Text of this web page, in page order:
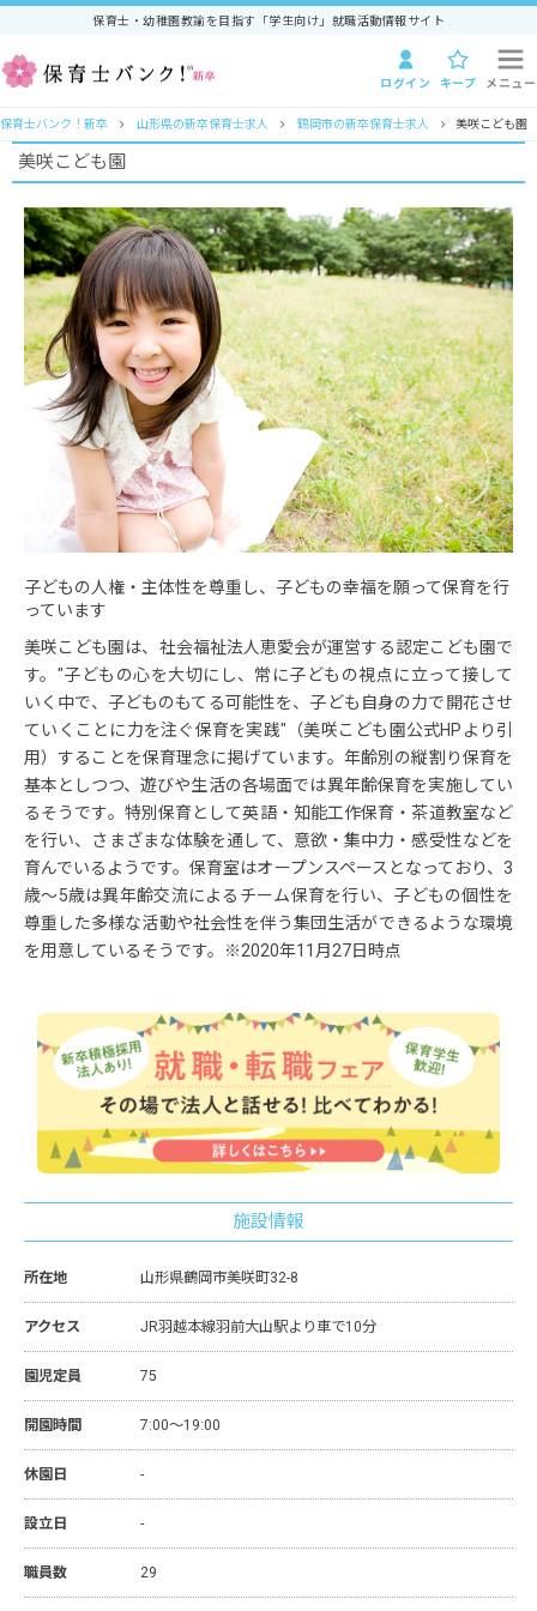
保育士・幼稚園教諭を目指す「学生向け」就職活動情報サイト
ログイン キープ メニュー
保育士バンク！新卒 山形県の新卒保育士求人 鶴岡市の新卒保育士求人 美咲こども園
美咲こども園
子どもの人権・主体性を尊重し、子どもの幸福を願って保育を行
っています
美咲こども園は、社会福祉法人恵愛会が運営する認定こども園で
す。"子どもの心を大切にし、常に子どもの視点に立って接して
いく中で、子どものもてる可能性を、子ども自身の力で開花させ
ていくことに力を注ぐ保育を実践"（美咲こども園公式HPより引
用）することを保育理念に掲げています。年齢別の縦割り保育を
基本としつつ、遊びや生活の各場面では異年齢保育を実施してい
るそうです。特別保育として英語・知能工作保育・茶道教室など
を行い、さまざまな体験を通して、意欲・集中力・感受性などを
育んでいるようです。保育室はオープンスペースとなっており、3
歳～5歳は異年齢交流によるチーム保育を行い、子どもの個性を
尊重した多様な活動や社会性を伴う集団生活ができるような環境
を用意しているそうです。※2020年11月27日時点
施設情報
所在地 山形県鶴岡市美咲町32-8
アクセス JR羽越本線羽前大山駅より車で10分
園児定員 75
開園時間 7:00～19:00
休園日 -
設立日 -
職員数 29